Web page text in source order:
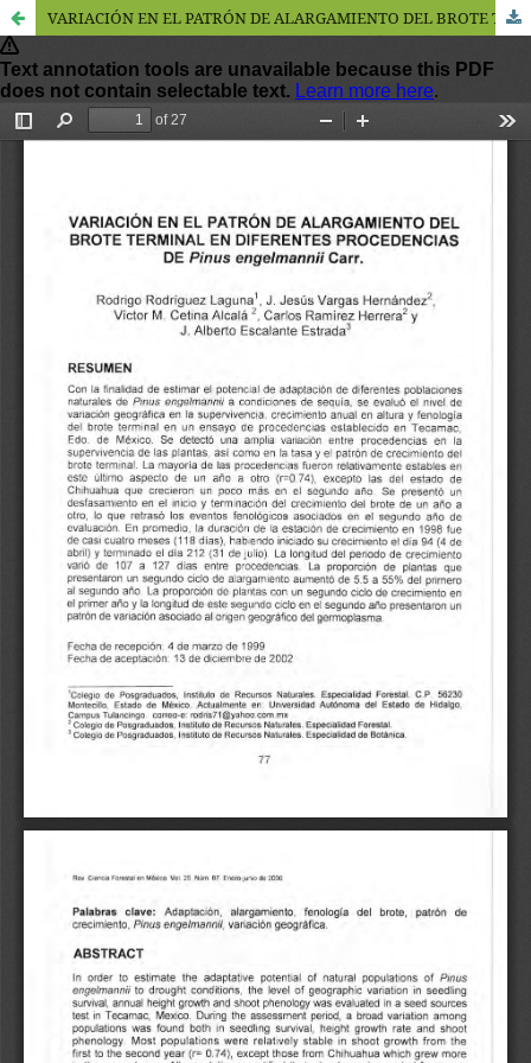
VARIACIÓN EN EL PATRÓN DE ALARGAMIENTO DEL BROTE TERMINAL EN DIFERENTES PROCEDENCIAS DE Pinus engelmannii Carr.